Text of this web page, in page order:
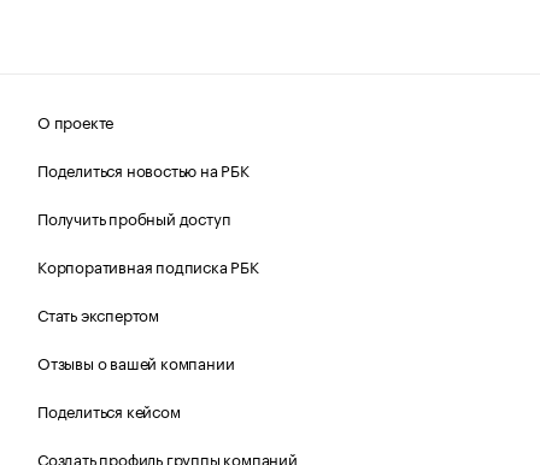
О проекте
Поделиться новостью на РБК
Получить пробный доступ
Корпоративная подписка РБК
Стать экспертом
Отзывы о вашей компании
Поделиться кейсом
Создать профиль группы компаний